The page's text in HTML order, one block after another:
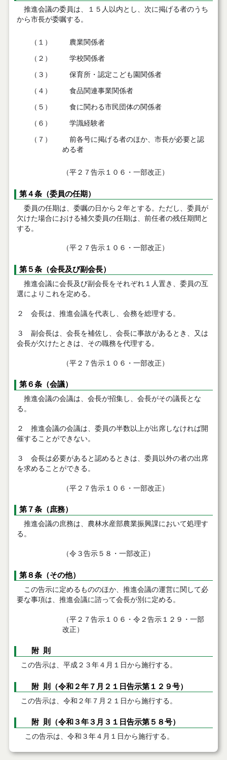
推進会議の委員は、１５人以内とし、次に掲げる者のうち
から市長が委嘱する。
（１） 農業関係者
（２） 学校関係者
（３） 保育所・認定こども園関係者
（４） 食品関連事業関係者
（５） 食に関わる市民団体の関係者
（６） 学識経験者
（７）
前各号に掲げる者のほか、市長が必要と認
める者
（平２７告示１０６・一部改正）
第４条（委員の任期）
委員の任期は、委嘱の日から２年とする。ただし、委員が
欠けた場合における補欠委員の任期は、前任者の残任期間と
する。
（平２７告示１０６・一部改正）
第５条（会長及び副会長）
推進会議に会長及び副会長をそれぞれ１人置き、委員の互
選によりこれを定める。
２ 会長は、推進会議を代表し、会務を総理する。
３ 副会長は、会長を補佐し、会長に事故があるとき、又は
会長が欠けたときは、その職務を代理する。
（平２７告示１０６・一部改正）
第６条（会議）
推進会議の会議は、会長が招集し、会長がその議長とな
る。
２ 推進会議の会議は、委員の半数以上が出席しなければ開
催することができない。
３ 会長は必要があると認めるときは、委員以外の者の出席
を求めることができる。
（平２７告示１０６・一部改正）
第７条（庶務）
推進会議の庶務は、農林水産部農業振興課において処理す
る。
（令３告示５８・一部改正）
第８条（その他）
この告示に定めるもののほか、推進会議の運営に関して必
要な事項は、推進会議に諮って会長が別に定める。
（平２７告示１０６・令２告示１２９・一部
改正）
附 則
この告示は、平成２３年４月１日から施行する。
附 則（令和２年７月２１日告示第１２９号）
この告示は、令和２年７月２１日から施行する。
附 則（令和３年３月３１日告示第５８号）
この告示は、令和３年４月１日から施行する。